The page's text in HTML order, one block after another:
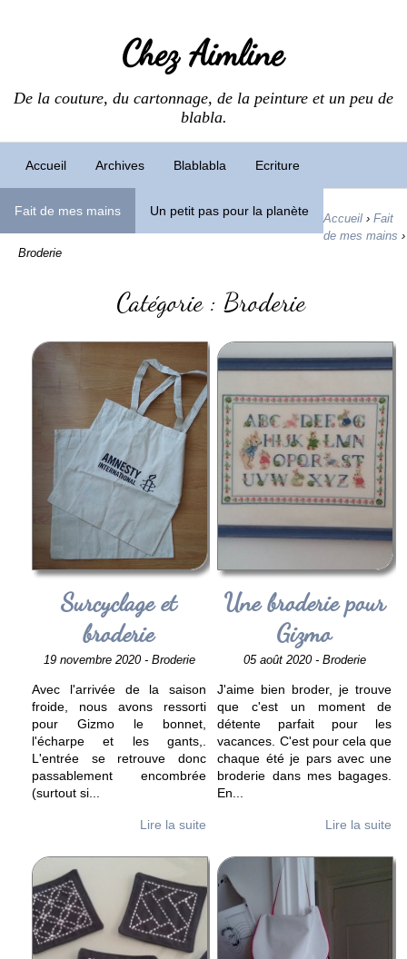
Chez Aimline
De la couture, du cartonnage, de la peinture et un peu de
blabla.
Accueil Archives Blablabla Ecriture
Fait de mes mains Un petit pas pour la planète
Accueil › Fait
de mes mains ›
Broderie
Catégorie : Broderie
Surcyclage et
broderie
19 novembre 2020 - Broderie
Avec l'arrivée de la saison
froide, nous avons ressorti
pour Gizmo le bonnet,
l'écharpe et les gants,.
L'entrée se retrouve donc
passablement encombrée
(surtout si
Lire la suite
Une broderie pour
Gizmo
05 août 2020 - Broderie
J'aime bien broder, je trouve
que c'est un moment de
détente parfait pour les
vacances. C'est pour cela que
chaque été je pars avec une
broderie dans mes bagages.
En
Lire la suite